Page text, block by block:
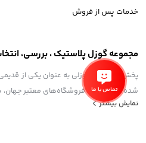
خدمات پس از فروش
مجموعه گوزل پلاستیک ، بررسی،
شده تا همگام با فروشگاه‌های معتبر جهان،
و به ذهن شما خطور می‌کند در اینجا پیدا
نمایش بیشتر
تماس با ما